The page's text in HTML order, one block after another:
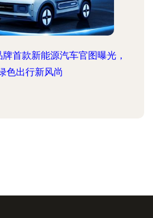
首款新能源汽车官图曝光，
色出行新风尚